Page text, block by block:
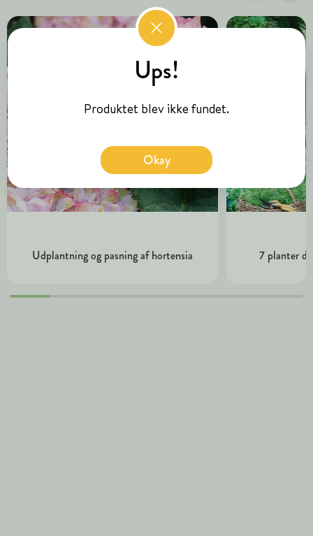
Udplantning og pasning af hortensia 7 planter
Ups!
Produktet blev ikke fundet.
Okay